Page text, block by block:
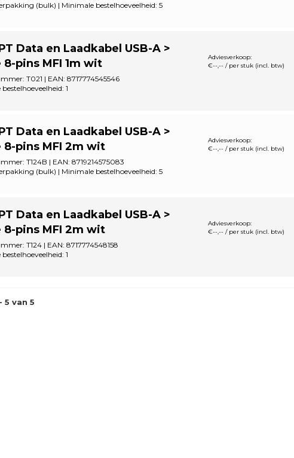
(bulk) | Minimale bestelhoeveelheid: 5
Data en Laadkabel USB-A >
8-pins MFI 1m wit
T021 | EAN: 8717774545546
1
Adviesverkoop:
€--,-- / per stuk (incl. btw)
Data en Laadkabel USB-A >
8-pins MFI 2m wit
T124B | EAN: 8719214575083
(bulk) | Minimale bestelhoeveelheid: 5
Adviesverkoop:
€--,-- / per stuk (incl. btw)
Data en Laadkabel USB-A >
8-pins MFI 2m wit
T124 | EAN: 8717774548158
1
Adviesverkoop:
€--,-- / per stuk (incl. btw)
5 van 5